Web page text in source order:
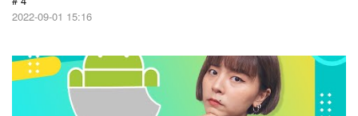
2022-09-01 15:16